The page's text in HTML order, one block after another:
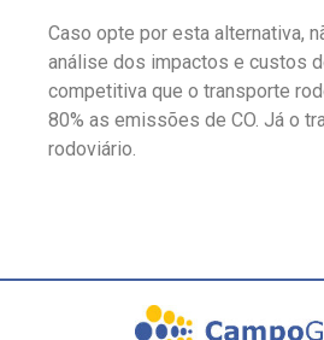
Caso opte por esta alternativa,
análise dos impactos e custos
competitiva que o transporte
80% as emissões de CO. Já o
rodoviário.